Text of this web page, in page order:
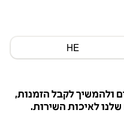
HE
ולהמשיך לקבל הזמנות,
לאיכות השירות.